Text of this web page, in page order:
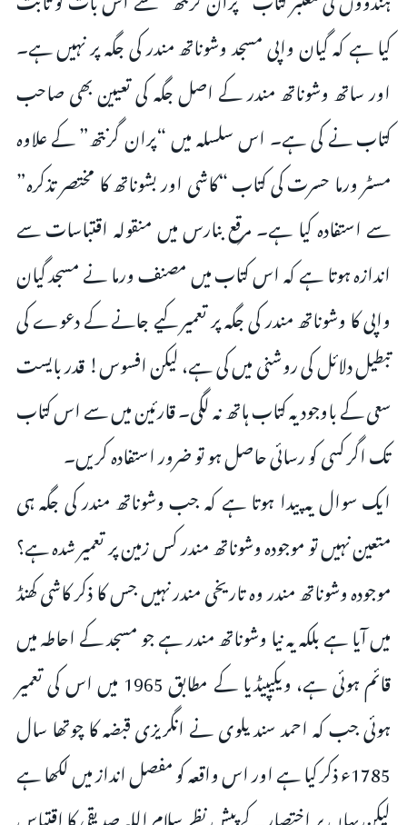
کیا ہے کہ گیان واپی مسجد وشوناتھ مندر کی جگہ پر نہیں ہے۔
اور ساتھ وشوناتھ مندر کے اصل جگہ کی تعیین بھی صاحب
کتاب نے کی ہے۔ اس سلسلہ میں “پران گرنتھ” کے علاوہ
مسٹر ورما حسرت کی کتاب “کاشی اور بشوناتھ کا مختصر تذکرہ”
سے استفادہ کیا ہے۔ مرقع بنارس میں منقولہ اقتباسات سے
اندازہ ہوتا ہے کہ اس کتاب میں مصنف ورما نے مسجد گیان
واپی کا وشوناتھ مندر کی جگہ پر تعمیر کیے جانے کے دعوے کی
تبطیل دلائل کی روشنی میں کی ہے، لیکن افسوس! قدر بایست
سعی کے باوجود یہ کتاب ہاتھ نہ لگی۔ قارئین میں سے اس کتاب
تک اگر کسی کو رسائی حاصل ہو تو ضرور استفادہ کریں۔
ایک سوال یہ پیدا ہوتا ہے کہ جب وشوناتھ مندر کی جگہ ہی
متعین نہیں تو موجودہ وشوناتھ مندر کس زمین پر تعمیر شدہ ہے؟
موجودہ وشوناتھ مندر وہ تاریخی مندر نہیں جس کا ذکر کاشی کھنڈ
میں آیا ہے بلکہ یہ نیا وشوناتھ مندر ہے جو مسجد کے احاطہ میں
قائم ہوئی ہے، ویکیپیڈیا کے مطابق 1965 میں اس کی تعمیر
ہوئی جب کہ احمد سندیلوی نے انگریزی قبضہ کا چوتھا سال
1785ء ذکر کیا ہے اور اس واقعہ کو مفصل انداز میں لکھا ہے
لیکن یہاں پر اختصار کے پیش نظر سلام اللہ صدیقی کا اقتباس